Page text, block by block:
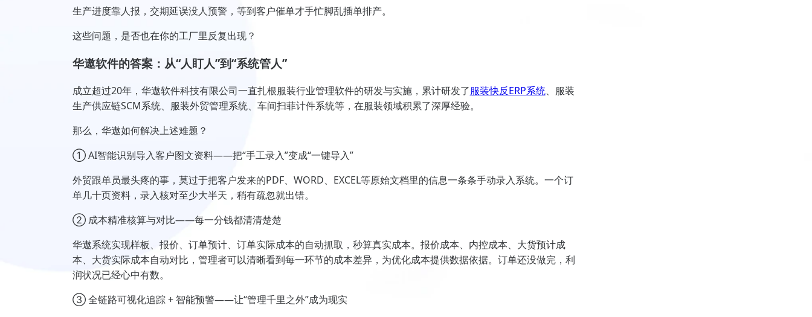
生产进度靠人报，交期延误没人预警，等到客户催单才手忙脚乱插单排产。
这些问题，是否也在你的工厂里反复出现？
华遨软件的答案：从“人盯人”到“系统管人”
成立超过20年，华遨软件科技有限公司一直扎根服装行业管理软件的研发与实施，累计研发了服装快反ERP系统、服装
生产供应链SCM系统、服装外贸管理系统、车间扫菲计件系统等，在服装领域积累了深厚经验。
那么，华遨如何解决上述难题？
① AI智能识别导入客户图文资料——把“手工录入”变成“一键导入”
外贸跟单员最头疼的事，莫过于把客户发来的PDF、WORD、EXCEL等原始文档里的信息一条条手动录入系统。一个订
单几十页资料，录入核对至少大半天，稍有疏忽就出错。
② 成本精准核算与对比——每一分钱都清清楚楚
华遨系统实现样板、报价、订单预计、订单实际成本的自动抓取，秒算真实成本。报价成本、内控成本、大货预计成
本、大货实际成本自动对比，管理者可以清晰看到每一环节的成本差异，为优化成本提供数据依据。订单还没做完，利
润状况已经心中有数。
③ 全链路可视化追踪 + 智能预警——让“管理千里之外”成为现实